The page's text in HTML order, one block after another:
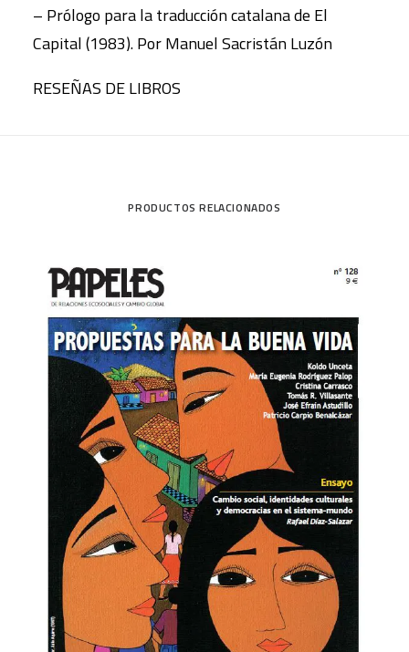
– Prólogo para la traducción catalana de El
Capital (1983). Por Manuel Sacristán Luzón
RESEÑAS DE LIBROS
PRODUCTOS RELACIONADOS